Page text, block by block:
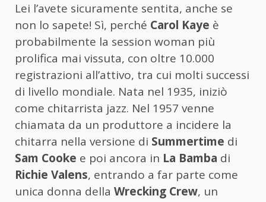
Lei l’avete sicuramente sentita, anche se
non lo sapete! Sì, perché Carol Kaye è
probabilmente la session woman più
prolifica mai vissuta, con oltre 10.000
registrazioni all’attivo, tra cui molti successi
di livello mondiale. Nata nel 1935, iniziò
come chitarrista jazz. Nel 1957 venne
chiamata da un produttore a incidere la
chitarra nella versione di Summertime di
Sam Cooke e poi ancora in La Bamba di
Richie Valens, entrando a far parte come
unica donna della Wrecking Crew, un